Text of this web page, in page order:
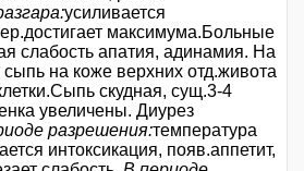
усиливается
максимума.Больные
слабость апатия, адинамия. На
сыпь на коже верхних отд.живота
скудная, сущ.3-4
увеличены. Диурез
разрешения:температура
интоксикация, появ.аппетит,